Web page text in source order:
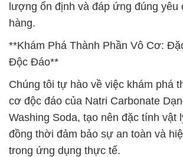
lượng ổn định và đáp ứng đúng yêu
hàng.
**Khám Phá Thành Phần Vô Cơ:
Độc Đáo**
Chúng tôi tự hào về việc khám phá
cơ độc đáo của Natri Carbonate
Washing Soda, tạo nên đặc tính vật
đồng thời đảm bảo sự an toàn và
trong ứng dụng thực tế.